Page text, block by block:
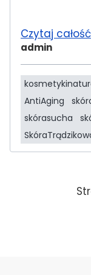
Czytaj całość
admin
AntiAging
skórasucha